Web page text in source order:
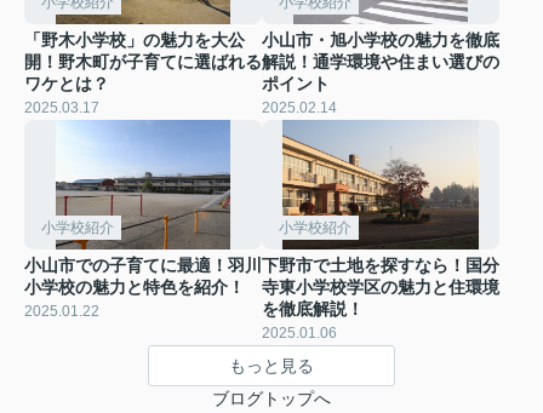
「野木小学校」の魅力を大公
開！野木町が子育てに選ばれる
ワケとは？
2025.03.17
小山市・旭小学校の魅力を徹底
解説！通学環境や住まい選びの
ポイント
2025.02.14
小学校紹介
小山市での子育てに最適！羽川
小学校の魅力と特色を紹介！
2025.01.22
小学校紹介
下野市で土地を探すなら！国分
寺東小学校学区の魅力と住環境
を徹底解説！
2025.01.06
もっと見る
ブログトップへ